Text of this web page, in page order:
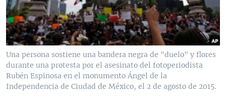
VENEZUELA
BRASIL
NICARAGUA
ECONOMÍA
ENTRETENIMIENTO Y CULTURA
TECNOLOGÍA
DEPORTES
CIENCIA Y SALUD
MULTIMEDIA
VIDEOS
FOTOGRAFÍA
AUDIOS
PROGRAMAS TV
EL MUNDO AL DÍA
FORO INTERAMERICANO
VISIÓN 360
RADIO
AVANCE INFORMATIVO
AUDIONOTICIAS
DIRECT
DOCUMENTALES DE LA VOA
Una persona sostiene una bandera negra de "duelo" y flores
durante una protesta por el asesinato del fotoperiodista
Rubén Espinosa en el monumento Ángel de la
Independencia de Ciudad de México, el 2 de agosto de 2015.